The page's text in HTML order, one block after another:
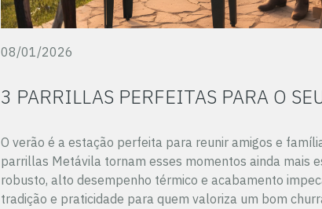
08/01/2026
3 PARRILLAS PERFEITAS PARA O
O verão é a estação perfeita para reunir amigos e
parrillas Metávila tornam esses momentos ainda mais
robusto, alto desempenho térmico e acabamento
tradição e praticidade para quem valoriza um bom